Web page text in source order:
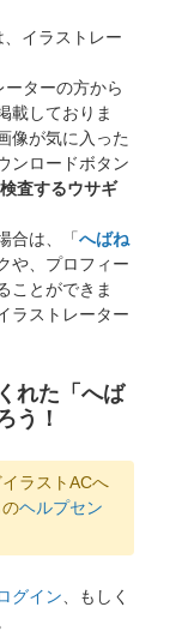
イラストレー
ターの方から
載しておりま
像が気に入った
ンロードボタン
査するウサギ
合は、「へばね
や、プロフィー
ことができま
ラストレーター
れた「へば
う！
ラストACへ
ヘルプセン
グイン 、もしく